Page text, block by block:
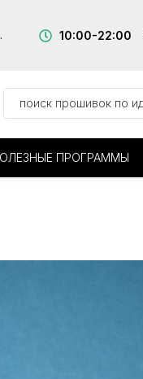
10:00-22:00
ПРОГРАММЫ